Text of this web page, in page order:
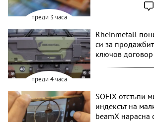
преди 3 часа
преди 4 часа
Rheinmetall
си за
ключов договор
SOFIX отстъпи
индексът на
beamX нарасна